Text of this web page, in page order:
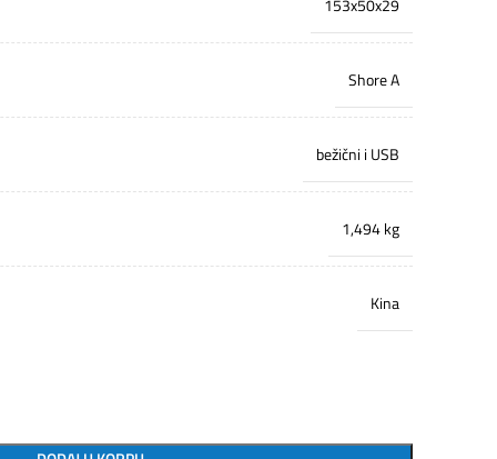
153x50x29
Shore A
bežični i USB
1,494 kg
Kina